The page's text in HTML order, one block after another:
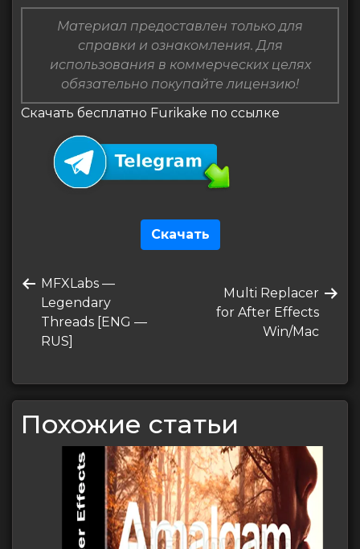
Материал предоставлен только для
справки и ознакомления. Для
использования в коммерческих целях
обязательно покупайте лицензию!
Скачать бесплатно Furikake по ссылке
Скачать
по
записям
Предыдущая
запись
MFXLabs —
Legendary
Threads [ENG —
RUS]
Следующая
запись
Multi Replacer
for After Effects
Win/Mac
Похожие статьи